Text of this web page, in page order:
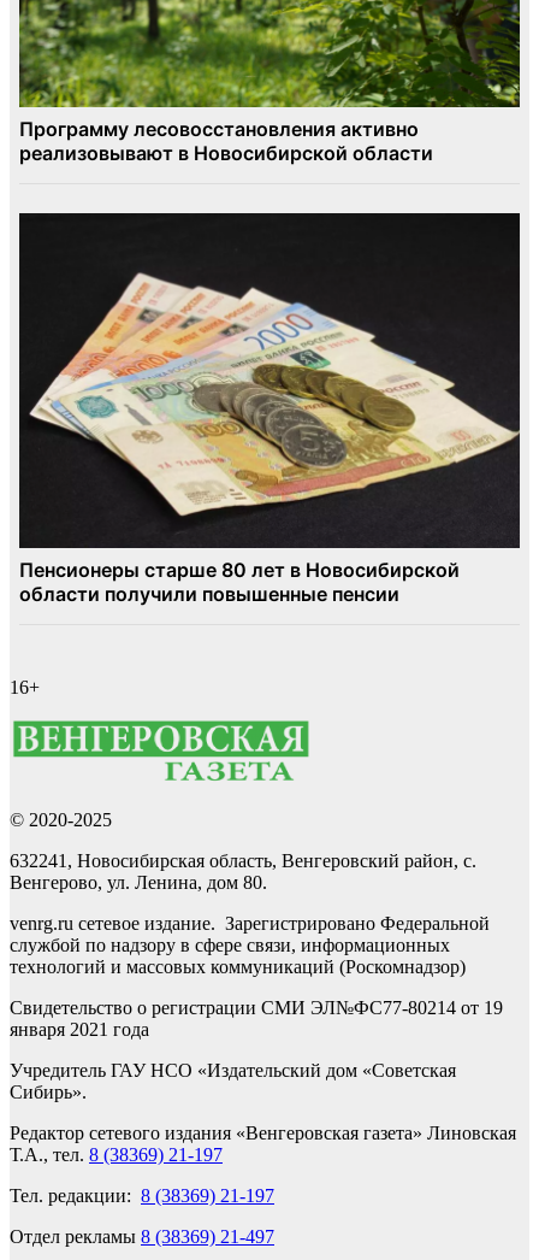
16+
© 2020-2025
632241, Новосибирская область, Венгеровский район, с.
Венгерово, ул. Ленина, дом 80.
venrg.ru сетевое издание. Зарегистрировано Федеральной
службой по надзору в сфере связи, информационных
технологий и массовых коммуникаций (Роскомнадзор)
Свидетельство о регистрации СМИ ЭЛ№ФС77-80214 от 19
января 2021 года
Учредитель ГАУ НСО «Издательский дом «Советская
Сибирь».
Редактор сетевого издания «Венгеровская газета» Линовская
Т.А., тел. 8 (38369) 21-197
Тел. редакции: 8 (38369) 21-197
Отдел рекламы 8 (38369) 21-497